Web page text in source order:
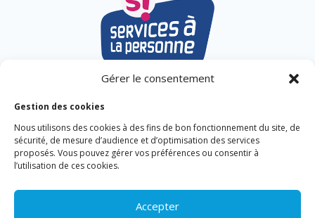
Gérer le consentement
Gestion des cookies
Nous utilisons des cookies à des fins de bon fonctionnement du site, de
sécurité, de mesure d’audience et d’optimisation des services
proposés. Vous pouvez gérer vos préférences ou consentir à
l’utilisation de ces cookies.
Accepter